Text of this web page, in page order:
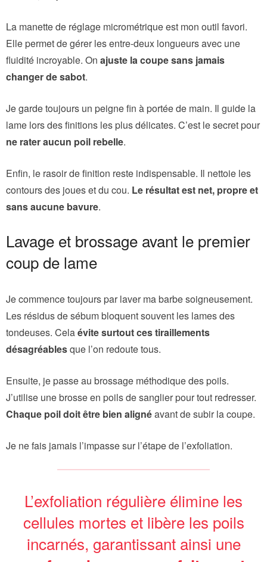
La manette de réglage micrométrique est mon outil favori.
Elle permet de gérer les entre-deux longueurs avec une
fluidité incroyable. On ajuste la coupe sans jamais
changer de sabot.
Je garde toujours un peigne fin à portée de main. Il guide la
lame lors des finitions les plus délicates. C’est le secret pour
ne rater aucun poil rebelle.
Enfin, le rasoir de finition reste indispensable. Il nettoie les
contours des joues et du cou. Le résultat est net, propre et
sans aucune bavure.
Lavage et brossage avant le premier
coup de lame
Je commence toujours par laver ma barbe soigneusement.
Les résidus de sébum bloquent souvent les lames des
tondeuses. Celaévite surtout ces tiraillements
désagréablesque l’on redoute tous.
Ensuite, je passe au brossage méthodique des poils.
J’utilise une brosse en poils de sanglier pour tout redresser.
Chaque poil doit être bien alignéavant de subir la coupe.
Je ne fais jamais l’impasse sur l’étape de l’exfoliation.
L’exfoliation régulière élimine les
cellules mortes et libère les poils
incarnés, garantissant ainsi une